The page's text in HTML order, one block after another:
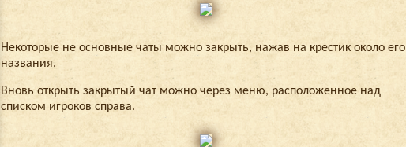
Некоторые не основные чаты можно закрыть, нажав на крестик около его
названия.
Вновь открыть закрытый чат можно через меню, расположенное над
списком игроков справа.